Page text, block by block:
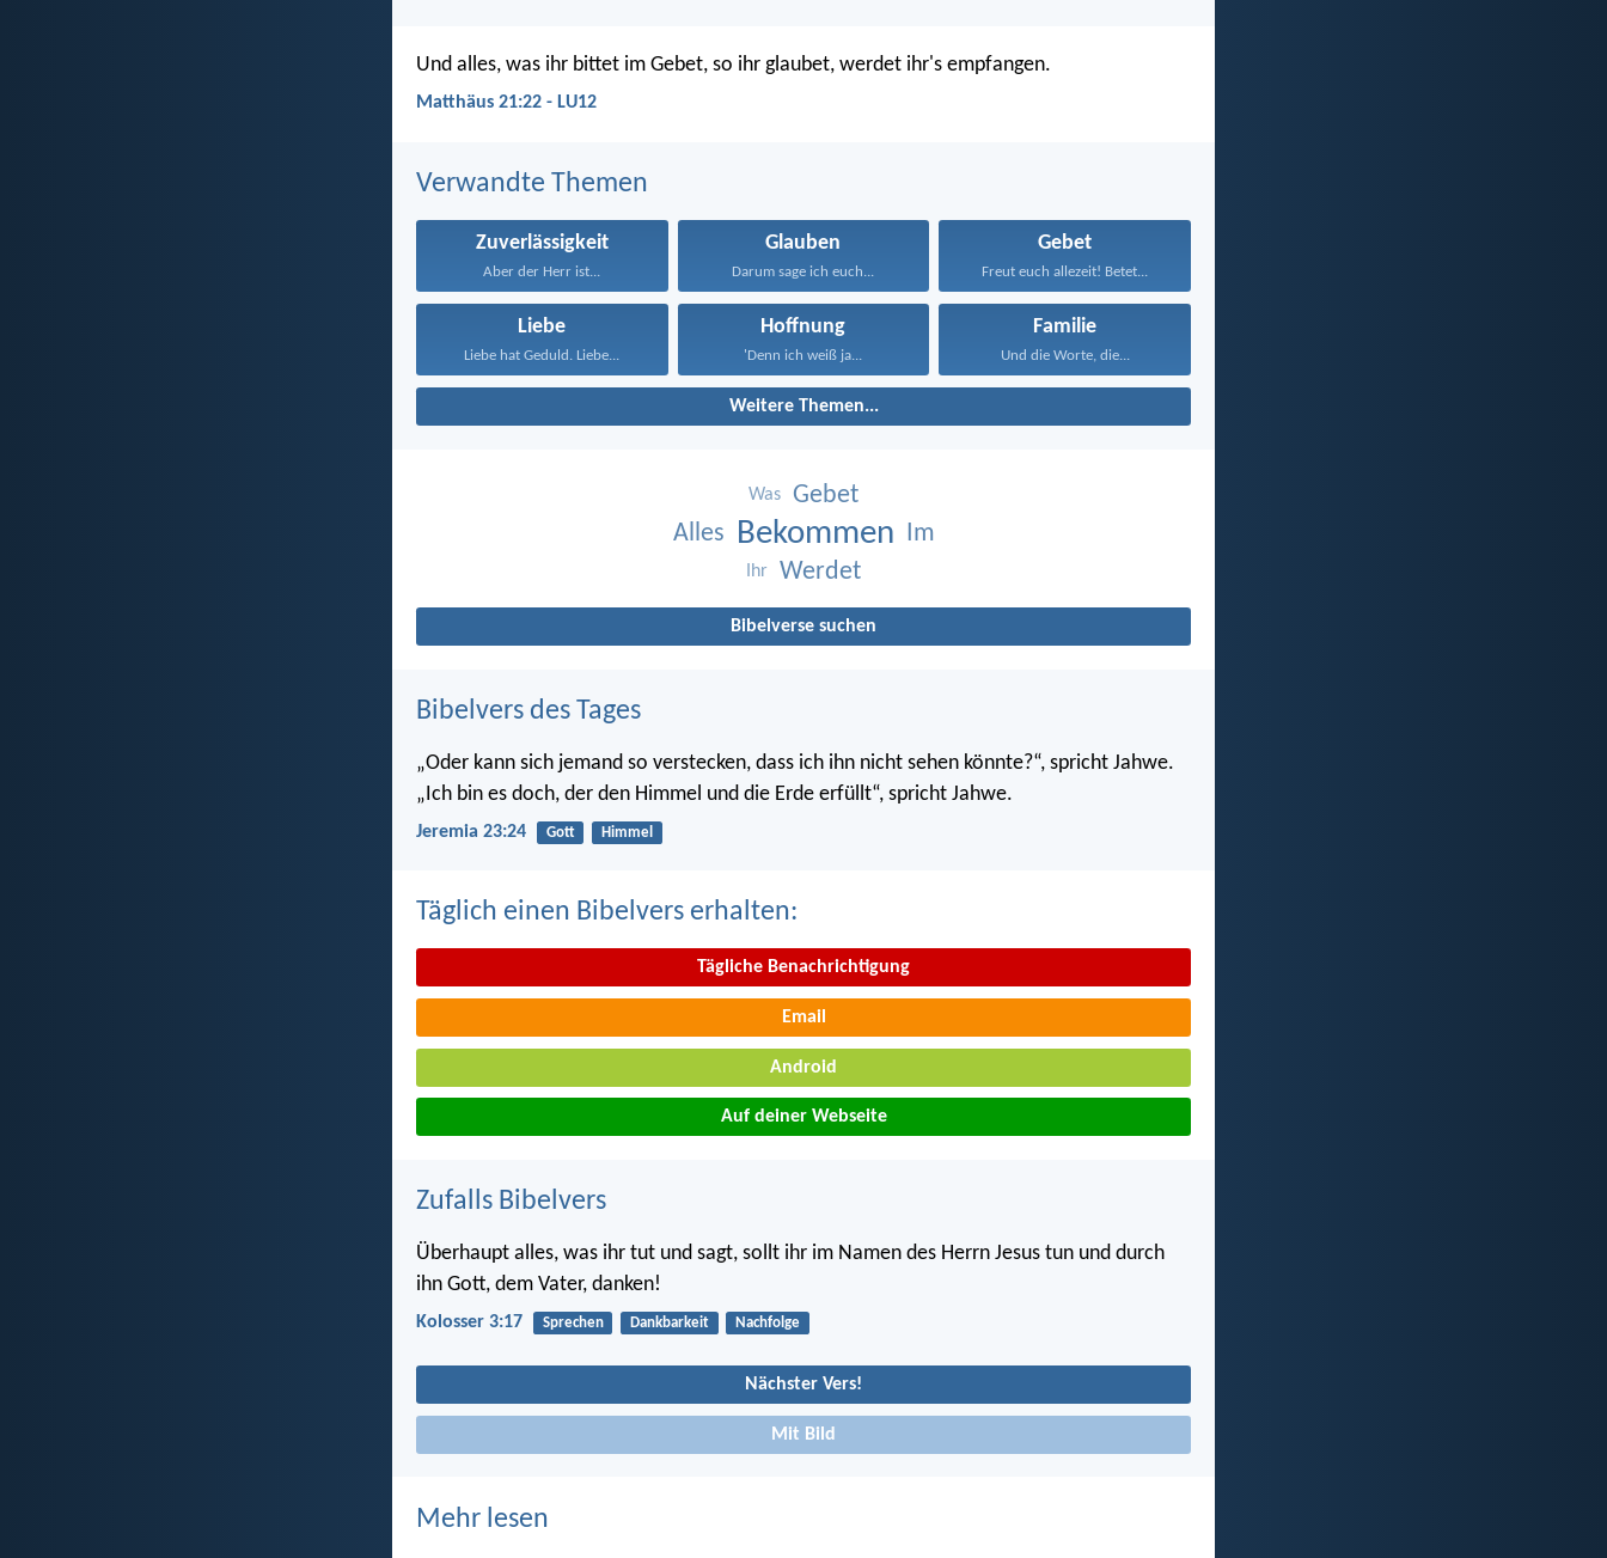
Und alles, was ihr bittet im Gebet, so ihr glaubet, werdet ihr's empfangen.
Matthäus 21:22 - LU12
Verwandte Themen
Zuverlässigkeit
Aber der Herr ist...
Glauben
Darum sage ich euch...
Gebet
Freut euch allezeit! Betet...
Liebe
Liebe hat Geduld. Liebe...
Hoffnung
'Denn ich weiß ja...
Familie
Und die Worte, die...
Weitere Themen...
Was
Gebet
Alles Bekommen Im
Ihr Werdet
Bibelverse suchen
Bibelvers des Tages
„Oder kann sich jemand so verstecken, dass ich ihn nicht sehen könnte?“, spricht Jahwe.
„Ich bin es doch, der den Himmel und die Erde erfüllt“, spricht Jahwe.
Jeremia 23:24 Gott Himmel
Täglich einen Bibelvers erhalten:
Tägliche Benachrichtigung
Email
Android
Auf deiner Webseite
Zufalls Bibelvers
Überhaupt alles, was ihr tut und sagt, sollt ihr im Namen des Herrn Jesus tun und durch
ihn Gott, dem Vater, danken!
Kolosser 3:17 Sprechen Dankbarkeit Nachfolge
Nächster Vers!
Mit Bild
Mehr lesen